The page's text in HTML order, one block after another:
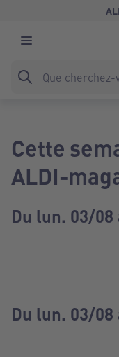
Cette
ALDI-
Du lun. 03/
Du lun. 03/